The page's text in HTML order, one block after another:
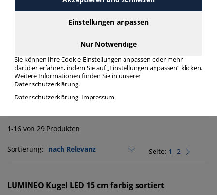
Hersteller
Produkte aus der Kategorie:
Leuchtmittel
1-16 von 29 Produkten
Sortierung: Seite: 1 2
LUMINEO Kugel LED 15 cm farbig sortiert
Einstellungen anpassen
Nur Notwendige
Sie können Ihre Cookie-Einstellungen anpassen oder mehr
darüber erfahren, indem Sie auf „Einstellungen anpassen“ klicken.
Weitere Informationen finden Sie in unserer
Datenschutzerklärung.
Datenschutzerklärung Impressum